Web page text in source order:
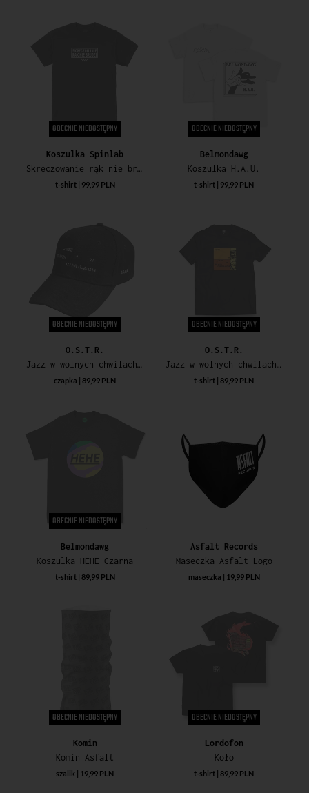
OBECNIE NIEDOSTĘPNY
Koszulka Spinlab
Skreczowanie rąk nie brudzi - czarna
t-shirt | 99,99 PLN
OBECNIE NIEDOSTĘPNY
Belmondawg
Koszulka H.A.U.
t-shirt | 99,99 PLN
OBECNIE NIEDOSTĘPNY
O.S.T.R.
Jazz w wolnych chwilach RSD Drop
czapka | 89,99 PLN
OBECNIE NIEDOSTĘPNY
O.S.T.R.
Jazz w wolnych chwilach RSD Drop
t-shirt | 89,99 PLN
OBECNIE NIEDOSTĘPNY
Belmondawg
Koszulka HEHE Czarna
t-shirt | 89,99 PLN
Asfalt Records
Maseczka Asfalt Logo
maseczka | 19,99 PLN
OBECNIE NIEDOSTĘPNY
Komin
Komin Asfalt
szalik | 19,99 PLN
OBECNIE NIEDOSTĘPNY
Lordofon
Koło
t-shirt | 89,99 PLN